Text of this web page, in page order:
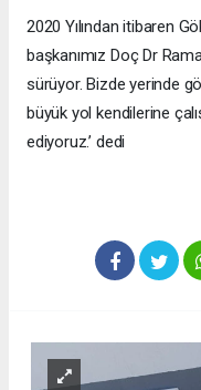
2020 Yılından itibaren
başkanımız Doç Dr
sürüyor. Bizde yerinde
büyük yol kendilerine
ediyoruz.’ dedi